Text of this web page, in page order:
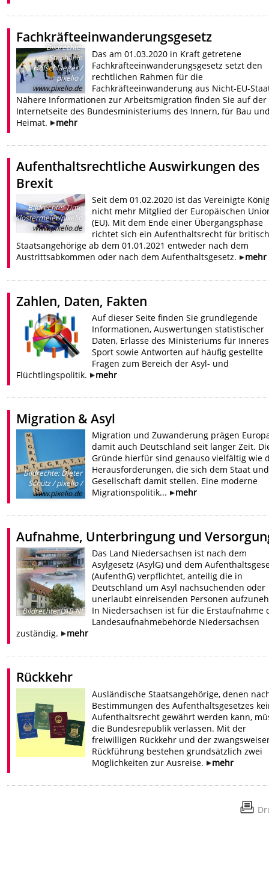
Fachkräfteeinwanderungsgesetz
Bildrechte:
Stephanie
Hofschlaeger /
pixelio /
www.pixelio.de
Das am 01.03.2020 in Kraft getretene
Fachkräfteeinwanderungsgesetz setzt den
rechtlichen Rahmen für die
Fachkräfteeinwanderung aus Nicht-EU-
Nähere Informationen zur Arbeitsmigration finden Sie auf der
Internetseite des Bundesministeriums des Innern, für Bau
Heimat.
mehr
Aufenthaltsrechtliche Auswirkungen des
Brexit
Bildrechte:Timo
Klostermeier/pixelio
/www.pixelio.de
Seit dem 01.02.2020 ist das Vereinigte
nicht mehr Mitglied der Europäischen
(EU). Mit dem Ende einer Übergangsphase
richtet sich ein Aufenthaltsrecht für
Staatsangehörige ab dem 01.01.2021 entweder nach dem
Austrittsabkommen oder nach dem Aufenthaltsgesetz.
mehr
Zahlen, Daten, Fakten
Auf dieser Seite finden Sie grundlegende
Informationen, Auswertungen statistischer
Daten, Erlasse des Ministeriums für
Sport sowie Antworten auf häufig gestellte
Fragen zum Bereich der Asyl- und
Flüchtlingspolitik.
mehr
Migration & Asyl
Bildrechte:Dieter
Schütz / pixelio /
www.pixelio.de
Migration und Zuwanderung prägen
damit auch Deutschland seit langer Zeit.
Gründe hierfür sind genauso vielfältig wie
Herausforderungen, die sich dem Staat
Gesellschaft damit stellen. Eine moderne
Migrationspolitik...
mehr
Aufnahme, Unterbringung und
Bildrechte:LAB NI
Das Land Niedersachsen ist nach dem
Asylgesetz (AsylG) und dem
(AufenthG) verpflichtet, anteilig die in
Deutschland um Asyl nachsuchenden oder
unerlaubt einreisenden Personen
In Niedersachsen ist für die Erstaufnahme
Landesaufnahmebehörde Niedersachsen
zuständig.
mehr
Rückkehr
Ausländische Staatsangehörige, denen
Bestimmungen des Aufenthaltsgesetzes
Aufenthaltsrecht gewährt werden kann,
die Bundesrepublik verlassen. Mit der
freiwilligen Rückkehr und der
Rückführung bestehen grundsätzlich zwei
Möglichkeiten zur Ausreise.
mehr